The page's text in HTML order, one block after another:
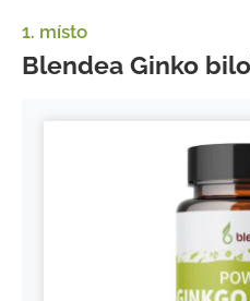
1. místo
Blendea Ginko